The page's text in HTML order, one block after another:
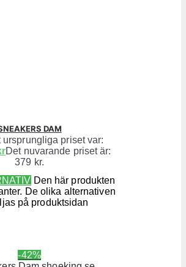
DAM
ursprungliga priset var:
Det nuvarande priset är:
379 kr.
Den här produkten
De olika alternativen
på produktsidan
-42%